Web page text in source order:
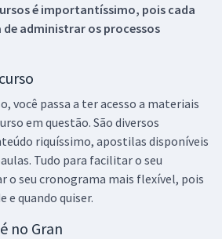
é importantíssimo, pois cada
administrar os processos
você passa a ter acesso a materiais
em questão. São diversos
riquíssimo, apostilas disponíveis
Tudo para facilitar o seu
seu cronograma mais flexível, pois
e quando quiser.
no Gran